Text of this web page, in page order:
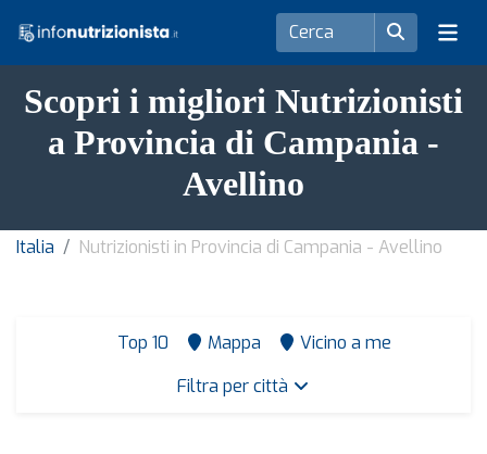
Scopri i migliori Nutrizionisti
a Provincia di Campania -
Avellino
Italia Nutrizionisti in Provincia di Campania - Avellino
Top 10 Mappa
Vicino a me
Filtra per città